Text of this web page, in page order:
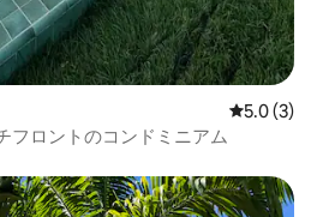
レビュー3
5.0 (3)
フロントのコンドミニアム